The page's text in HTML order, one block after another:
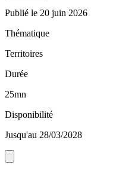
Publié le 20 juin 2026
Thématique
Territoires
Durée
25mn
Disponibilité
Jusqu'au 28/03/2028